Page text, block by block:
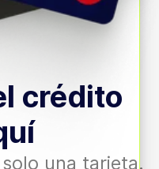
crédito
solo una tarjeta.